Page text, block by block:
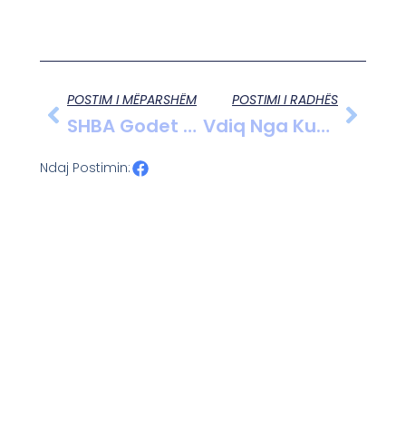
POSTIM I MËPARSHËM
SHBA Godet Sistemet E Radarit Në Iran, Teherani Kundërpërgjigjet Duke Sulmuar Me Raketa Kuvajtin Dhe Bahrein.
POSTIMI I RADHËS
Vdiq Nga Kushte Natyrale!”/ Vrau Nënën Me Thikë, Arrestohet 57-Vjeçarja Në Kurbin! Procedohet Mjekja Që Fshehu Ngjarjen.
Ndaj Postimin: